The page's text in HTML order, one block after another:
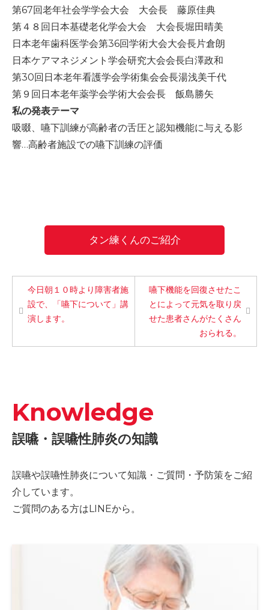
ショップ
第67回老年社会学学会大会 大会長 藤原佳典
第４８回日本基礎老化学会大会 大会長堀田晴美
日本老年歯科医学会第36回学術大会大会長片倉朗
日本ケアマネジメント学会研究大会会長白澤政和
第30回日本老年看護学会学術集会会長湯浅美千代
第９回日本老年薬学会学術大会会長 飯島勝矢
私の発表テーマ
吸啜、嚥下訓練が高齢者の舌圧と認知機能に与える影
響…高齢者施設での嚥下訓練の評価
タン練くんのご紹介
今日朝１０時より障害者施
設で、「嚥下について」講
演します。
嚥下機能を回復させたこ
とによって元気を取り戻
せた患者さんがたくさん
おられる。
Knowledge
誤嚥・誤嚥性肺炎の知識
誤嚥や誤嚥性肺炎について知識・ご質問・予防策をご紹
介しています。
ご質問のある方はLINEから。